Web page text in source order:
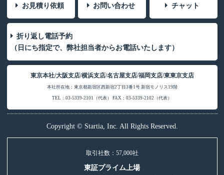
お見積り依頼 お問い合わせ チャット
折り返し電話予約
（日にち指定で、弊社担当者からお電話いたします）
東京本社/大阪支店/横浜支店/名古屋支店/福岡支店/東東京支店
本社所在地：東京都新宿区西新宿2丁目3番1号 新宿モノリス19階
TEL：03-5339-2101（代表） FAX：03-5339-2102（代表）
Copyright © Startia, Inc. All Rights Reserved.
取引社数：57,000社
東証プライム上場